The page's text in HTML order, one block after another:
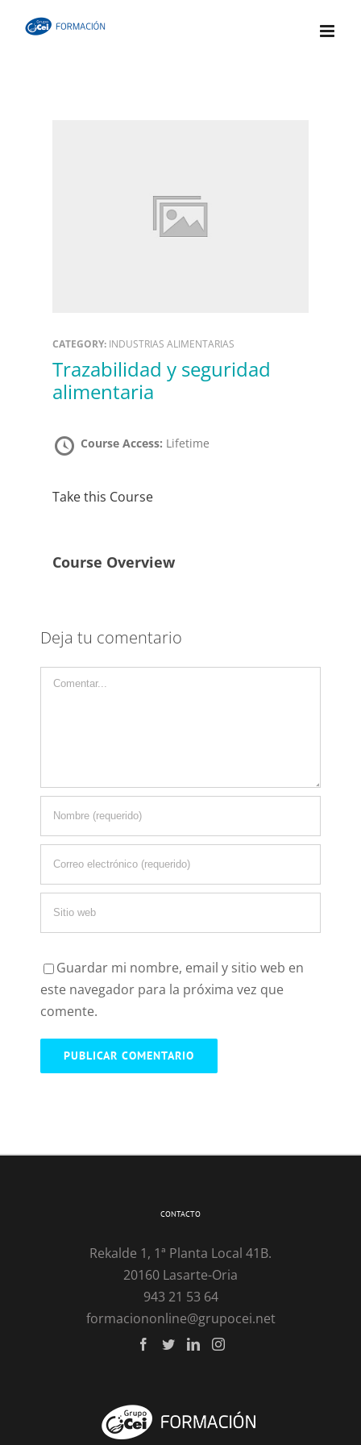
CATEGORY: INDUSTRIAS ALIMENTARIAS
Trazabilidad y seguridad
alimentaria
Course Access: Lifetime
Take this Course
Course Overview
Deja tu comentario
Comentar
Guardar mi nombre, email y sitio web en
este navegador para la próxima vez que
comente.
CONTACTO
Rekalde 1, 1ª Planta Local 41B.
20160 Lasarte-Oria
943 21 53 64
formaciononline@grupocei.net